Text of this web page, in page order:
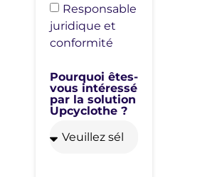
Responsable
juridique et
conformité
Pourquoi êtes-
vous intéressé
par la solution
Upcyclothe ?